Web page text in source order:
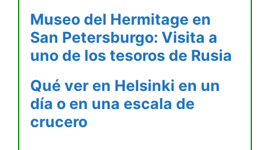
Museo del Hermitage en
San Petersburgo: Visita a
uno de los tesoros de Rusia
Qué ver en Helsinki en un
día o en una escala de
crucero